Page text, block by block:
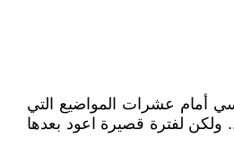
أمام عشرات المواضيع التي
ولكن لفترة قصيرة اعود بعدها